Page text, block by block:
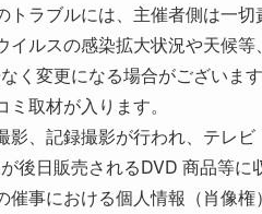
トラブルには、主催者側は一切
イルスの感染拡大状況や天候
く変更になる場合がございま
取材が入ります。
影、記録撮影が行われ、テレ
後日販売されるDVD 商品等に
催事における個人情報（肖像